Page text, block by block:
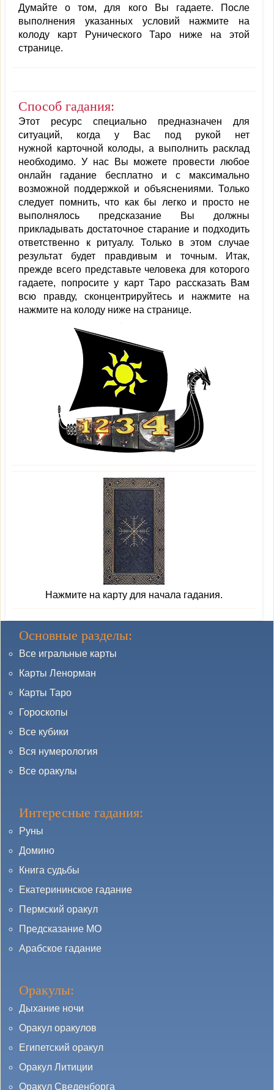
Думайте о том, для кого Вы гадаете. После
выполнения указанных условий нажмите на
колоду карт Рунического Таро ниже на этой
странице.
Способ гадания:
Этот ресурс специально предназначен для
ситуаций, когда у Вас под рукой нет
нужной карточной колоды, а выполнить расклад
необходимо. У нас Вы можете провести любое
онлайн гадание бесплатно и с максимально
возможной поддержкой и объяснениями. Только
следует помнить, что как бы легко и просто не
выполнялось предсказание Вы должны
прикладывать достаточное старание и подходить
ответственно к ритуалу. Только в этом случае
результат будет правдивым и точным. Итак,
прежде всего представьте человека для которого
гадаете, попросите у карт Таро рассказать Вам
всю правду, сконцентрируйтесь и нажмите на
нажмите на колоду ниже на странице.
Нажмите на карту для начала гадания.
Основные разделы:
Все игральные карты
Карты Ленорман
Карты Таро
Гороскопы
Все кубики
Вся нумерология
Все оракулы
Интересные гадания:
Руны
Домино
Книга судьбы
Екатерининское гадание
Пермский оракул
Предсказание МО
Арабское гадание
Оракулы:
Дыхание ночи
Оракул оракулов
Египетский оракул
Оракул Литиции
Оракул Сведенборга